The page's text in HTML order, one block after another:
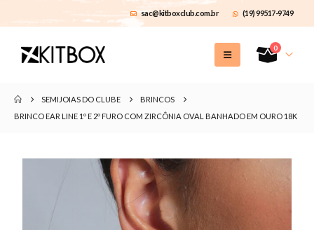
sac@kitboxclub.com.br (19) 99517-9749
0
SEMIJOIAS DO CLUBE
BRINCOS
BRINCO EAR LINE 1º E 2º FURO COM ZIRCÔNIA OVAL BANHADO EM OURO 18K